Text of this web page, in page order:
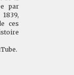
par
ces